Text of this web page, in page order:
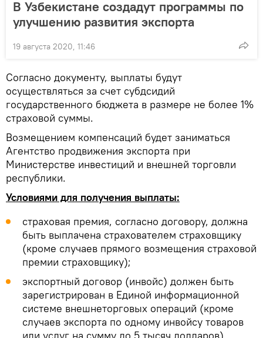
В Узбекистане создадут программы по
улучшению развития экспорта
19 августа 2020, 11:46
Согласно документу, выплаты будут
осуществляться за счет субдсидий
государственного бюджета в размере не более 1%
страховой суммы.
Возмещением компенсаций будет заниматься
Агентство продвижения экспорта при
Министерстве инвестиций и внешней торговли
республики.
Условиями для получения выплаты:
страховая премия, согласно договору, должна
быть выплачена страхователем страховщику
(кроме случаев прямого возмещения страховой
премии страховщику);
экспортный договор (инвойс) должен быть
зарегистрирован в Единой информационной
системе внешнеторговых операций (кроме
случаев экспорта по одному инвойсу товаров